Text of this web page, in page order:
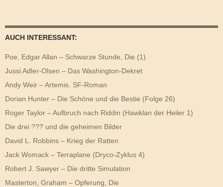
AUCH INTERESSANT:
Poe, Edgar Allan – Schwarze Stunde, Die (1)
Jussi Adler-Olsen – Das Washington-Dekret
Andy Weir – Artemis. SF-Roman
Dorian Hunter – Die Schöne und die Bestie (Folge 26)
Roger Taylor – Aufbruch nach Riddin (Hawklan der Heiler 1)
Die drei ??? und die geheimen Bilder
David L. Robbins – Krieg der Ratten
Jack Womack – Terraplane (Dryco-Zyklus 4)
Robert J. Sawyer – Die dritte Simulation
Masterton, Graham – Opferung, Die